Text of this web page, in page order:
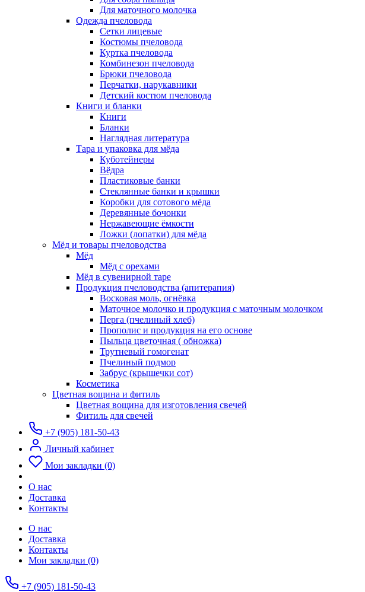
Для маточного молочка
Одежда пчеловода
Сетки лицевые
Костюмы пчеловода
Куртка пчеловода
Комбинезон пчеловода
Брюки пчеловода
Перчатки, нарукавники
Детский костюм пчеловода
Книги и бланки
Книги
Бланки
Наглядная литература
Тара и упаковка для мёда
Куботейнеры
Вёдра
Пластиковые банки
Стеклянные банки и крышки
Коробки для сотового мёда
Деревянные бочонки
Нержавеющие ёмкости
Ложки (лопатки) для мёда
Мёд и товары пчеловодства
Мёд
Мёд с орехами
Мёд в сувенирной таре
Продукция пчеловодства (апитерапия)
Восковая моль, огнёвка
Маточное молочко и продукция с маточным молочком
Перга (пчелиный хлеб)
Прополис и продукция на его основе
Пыльца цветочная ( обножка)
Трутневый гомогенат
Пчелиный подмор
Забрус (крышечки сот)
Косметика
Цветная вощина и фитиль
Цветная вощина для изготовления свечей
Фитиль для свечей
+7 (905) 181-50-43
Личный кабинет
Мои закладки (0)
О нас
Доставка
Контакты
О нас
Доставка
Контакты
Мои закладки (0)
+7 (905) 181-50-43